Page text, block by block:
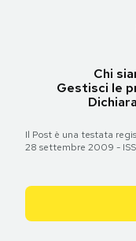
Chi
Gestisci le
Il Post è una testata
28 settembre 2009 -